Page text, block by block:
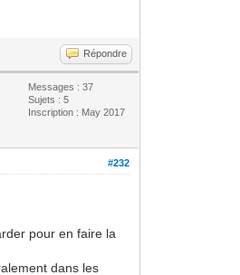
Répondre
Messages : 37
Sujets : 5
Inscription : May 2017
#232
pour en faire la
dans les